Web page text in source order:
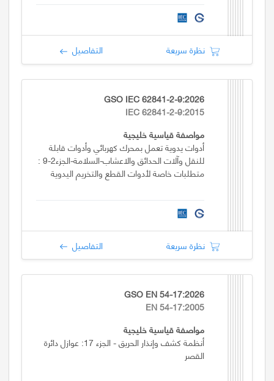
نظرة سريعة التفاصيل
GSO IEC 62841-2-9:2026
IEC 62841-2-9:2015
مواصفة قياسية خليجية
أدوات يدوية تعمل بمحرك كهربائي وأدوات قابلة
للنقل وآلات الحدائق والاعشاب-السلامة-الجزء2-9 :
متطلبات خاصة لأدوات القطع والتخريم اليدوية
نظرة سريعة التفاصيل
GSO EN 54-17:2026
EN 54-17:2005
مواصفة قياسية خليجية
أنظمة كشف وإنذار الحريق - الجزء 17: عوازل دائرة
القصر